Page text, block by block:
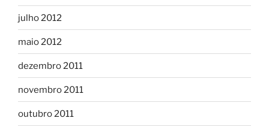
julho 2012
maio 2012
dezembro 2011
novembro 2011
outubro 2011